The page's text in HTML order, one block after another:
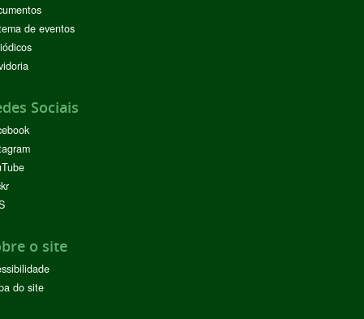
de eventos
Sociais
o site
do site